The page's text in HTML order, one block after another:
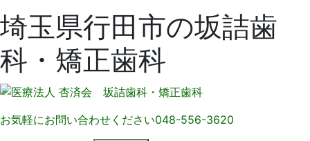
埼玉県行田市の坂詰歯
科・矯正歯科
お気軽にお問い合わせください048-556-3620